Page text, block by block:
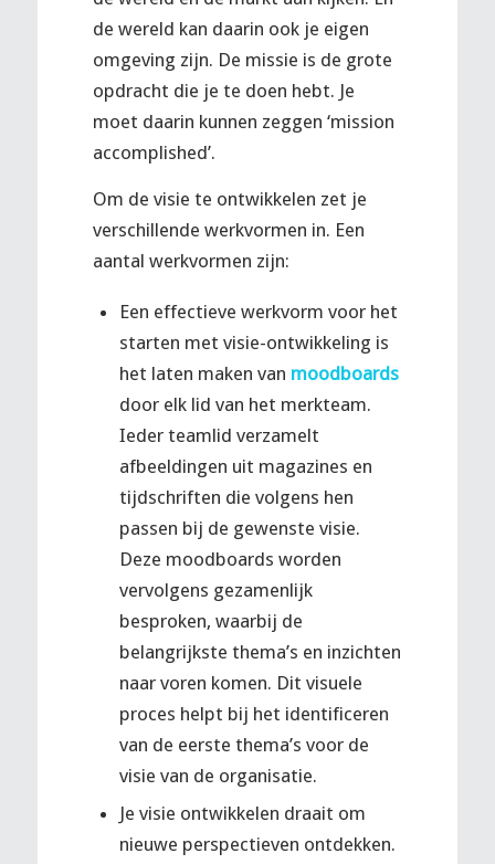
de wereld kan daarin ook je eigen
omgeving zijn. De missie is de grote
opdracht die je te doen hebt. Je
moet daarin kunnen zeggen ‘mission
accomplished’.
Om de visie te ontwikkelen zet je
verschillende werkvormen in. Een
aantal werkvormen zijn:
Een effectieve werkvorm voor het
starten met visie-ontwikkeling is
het laten maken van moodboards
door elk lid van het merkteam.
Ieder teamlid verzamelt
afbeeldingen uit magazines en
tijdschriften die volgens hen
passen bij de gewenste visie.
Deze moodboards worden
vervolgens gezamenlijk
besproken, waarbij de
belangrijkste thema’s en inzichten
naar voren komen. Dit visuele
proces helpt bij het identificeren
van de eerste thema’s voor de
visie van de organisatie.
Je visie ontwikkelen draait om
nieuwe perspectieven ontdekken.